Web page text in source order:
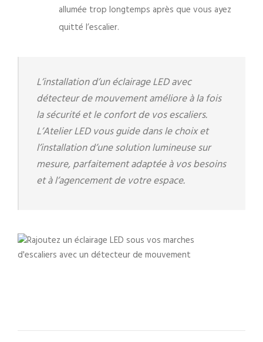
allumée trop longtemps après que vous ayez
quitté l’escalier.
L’installation d’un éclairage LED avec
détecteur de mouvement améliore à la fois
la sécurité et le confort de vos escaliers.
L’Atelier LED vous guide dans le choix et
l’installation d’une solution lumineuse sur
mesure, parfaitement adaptée à vos besoins
et à l’agencement de votre espace.